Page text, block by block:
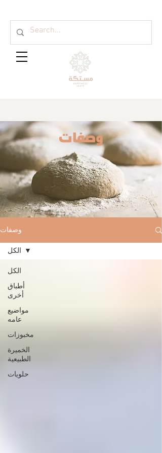
وصفات
وصفات
الكل
أطباق
أخرى
مواضيع
عامه
مخبوزات
الخميرة
الطبيعية
حلويات
الكل